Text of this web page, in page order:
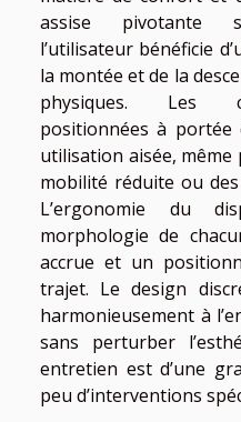
assise pivotante
l’utilisateur bénéficie
la montée et de la
physiques. Les
positionnées à
utilisation aisée,
mobilité réduite ou
L’ergonomie du
morphologie de
accrue et un
trajet. Le design
harmonieusement à
sans perturber
entretien est d’une
peu d’interventions